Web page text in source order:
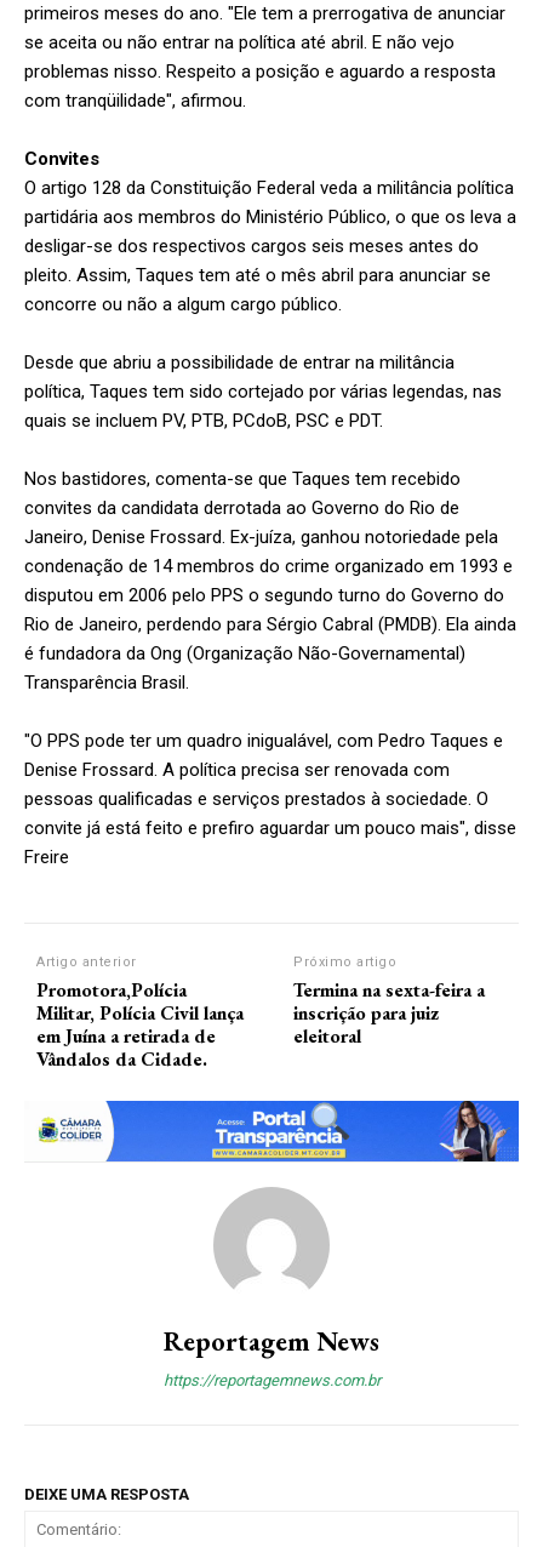
primeiros meses do ano. "Ele tem a prerrogativa de anunciar
se aceita ou não entrar na política até abril. E não vejo
problemas nisso. Respeito a posição e aguardo a resposta
com tranqüilidade", afirmou.
Convites
O artigo 128 da Constituição Federal veda a militância política
partidária aos membros do Ministério Público, o que os leva a
desligar-se dos respectivos cargos seis meses antes do
pleito. Assim, Taques tem até o mês abril para anunciar se
concorre ou não a algum cargo público.
Desde que abriu a possibilidade de entrar na militância
política, Taques tem sido cortejado por várias legendas, nas
quais se incluem PV, PTB, PCdoB, PSC e PDT.
Nos bastidores, comenta-se que Taques tem recebido
convites da candidata derrotada ao Governo do Rio de
Janeiro, Denise Frossard. Ex-juíza, ganhou notoriedade pela
condenação de 14 membros do crime organizado em 1993 e
disputou em 2006 pelo PPS o segundo turno do Governo do
Rio de Janeiro, perdendo para Sérgio Cabral (PMDB). Ela ainda
é fundadora da Ong (Organização Não-Governamental)
Transparência Brasil.
"O PPS pode ter um quadro inigualável, com Pedro Taques e
Denise Frossard. A política precisa ser renovada com
pessoas qualificadas e serviços prestados à sociedade. O
convite já está feito e prefiro aguardar um pouco mais", disse
Freire
Artigo anterior
Promotora,Polícia
Militar, Polícia Civil lança
em Juína a retirada de
Vândalos da Cidade.
Próximo artigo
Termina na sexta-feira a
inscrição para juiz
eleitoral
Reportagem News
https://reportagemnews.com.br
DEIXE UMA RESPOSTA